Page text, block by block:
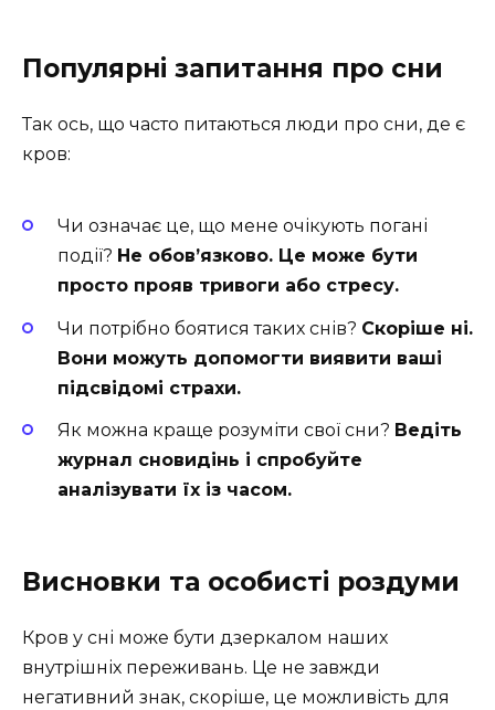
Популярні запитання про сни
Так ось, що часто питаються люди про сни, де є
кров:
Чи означає це, що мене очікують погані
події? Не обов’язково. Це може бути
просто прояв тривоги або стресу.
Чи потрібно боятися таких снів? Скоріше ні.
Вони можуть допомогти виявити ваші
підсвідомі страхи.
Як можна краще розуміти свої сни? Ведіть
журнал сновидінь і спробуйте
аналізувати їх із часом.
Висновки та особисті роздуми
Кров у сні може бути дзеркалом наших
внутрішніх переживань. Це не завжди
негативний знак, скоріше, це можливість для